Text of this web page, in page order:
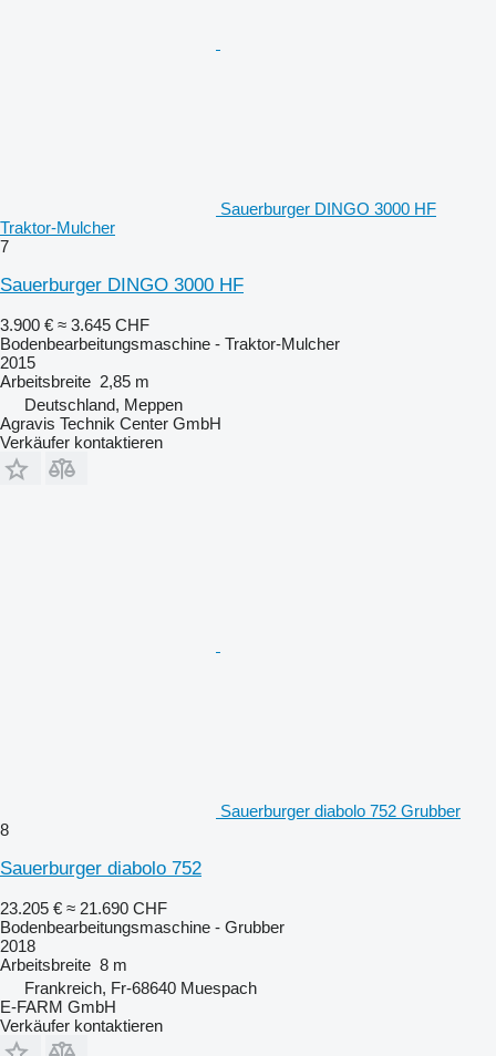
Sauerburger DINGO 3000 HF
Traktor-Mulcher
7
Sauerburger DINGO 3000 HF
3.900 € ≈ 3.645 CHF
Bodenbearbeitungsmaschine - Traktor-Mulcher
2015
Arbeitsbreite 2,85 m
Deutschland, Meppen
Agravis Technik Center GmbH
Verkäufer kontaktieren
Sauerburger diabolo 752 Grubber
8
Sauerburger diabolo 752
23.205 € ≈ 21.690 CHF
Bodenbearbeitungsmaschine - Grubber
2018
Arbeitsbreite 8 m
Frankreich, Fr-68640 Muespach
E-FARM GmbH
Verkäufer kontaktieren